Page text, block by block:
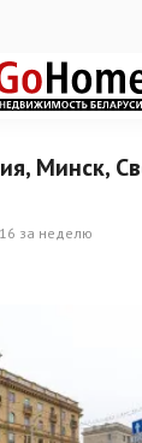
Минск,
за неделю